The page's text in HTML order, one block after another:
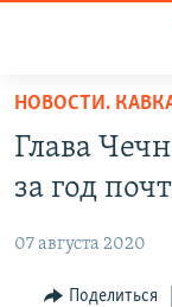
доступа
основному
Вернутся
ЦИТАТЫ
МНЕНИЯ
НОВОСТИ.
Глава
за год
07 августа 2020
Поделиться